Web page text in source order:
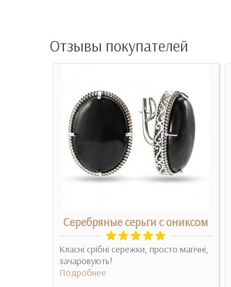
Отзывы покупателей
Серебряные серьги с ониксом
Класні срібні сережки, просто магічні,
зачаровують!
Подробнее